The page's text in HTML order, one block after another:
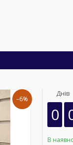
–6%
Днів
0
В